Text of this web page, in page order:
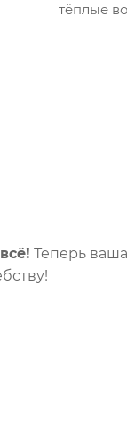
тёплые
Теперь